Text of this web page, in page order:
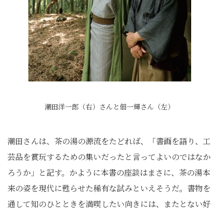
潮田洋一郎（右）さんと佃一輝さん（左）
潮田さんは、茶の湯の源流をたどれば、「書画を語り、工
芸品を賞玩するための集いだったと言ってよいのではなか
ろうか」と記す。かように本書の座談はまさに、茶の湯本
来の姿を現代に甦らせた稀有な試みといえそうだ。書物を
通して知のひとときを満喫したい向きには、またとない好